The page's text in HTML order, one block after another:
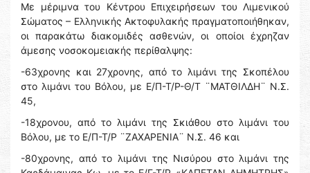
Με μέριμνα του Κέντρου Επιχειρήσεων του Λιμενικού
Σώματος – Ελληνικής Ακτοφυλακής πραγματοποιήθηκαν,
οι παρακάτω διακομιδές ασθενών, οι οποίοι έχρηζαν
άμεσης νοσοκομειακής περίθαλψης:
-63χρονης και 27χρονης, από το λιμάνι της Σκοπέλου
στο λιμάνι του Βόλου, με Ε/Π-Τ/Ρ-Θ/Τ ¨ΜΑΤΘΙΛΔΗ¨ Ν.Σ.
45,
-18χρονου, από το λιμάνι της Σκιάθου στο λιμάνι του
Βόλου, με το Ε/Π-Τ/Ρ ¨ΖΑΧΑΡΕΝΙΑ¨ Ν.Σ. 46 και
-80χρονης, από το λιμάνι της Νισύρου στο λιμάνι της